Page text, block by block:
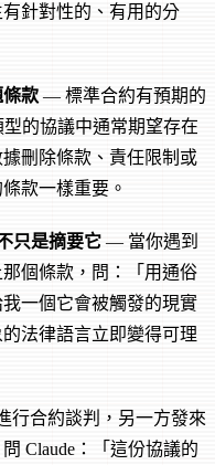
針對性的、有用的分
款 — 標準合約有預期的
的協議中通常期望存在
刪除條款、責任限制或
款一樣重要。
只是摘要它 — 當你遇到
個條款，問：「用通俗
一個它會被觸發的現實
法律語言立即變得可理
合約談判，另一方發來
Claude：「這份協議的